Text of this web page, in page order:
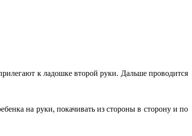
к ладошке второй руки. Дальше проводится
на руки, покачивать из стороны в сторону и по